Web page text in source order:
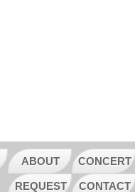
ABOUT CONCERT
REQUEST CONTACT